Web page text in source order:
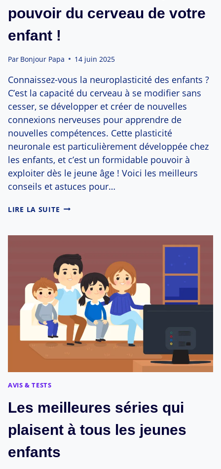
pouvoir du cerveau de votre
enfant !
Par Bonjour Papa 14 juin 2025
Connaissez-vous la neuroplasticité des enfants ?
C’est la capacité du cerveau à se modifier sans
cesser, se développer et créer de nouvelles
connexions nerveuses pour apprendre de
nouvelles compétences. Cette plasticité
neuronale est particulièrement développée chez
les enfants, et c’est un formidable pouvoir à
exploiter dès le jeune âge ! Voici les meilleurs
conseils et astuces pour…
LIRE LA SUITE NEUROPLASTICITÉ :
POUVOIR
CERVEAU
DE
VOTRE
ENFANT !
AVIS & TESTS
Les meilleures séries qui
plaisent à tous les jeunes
enfants